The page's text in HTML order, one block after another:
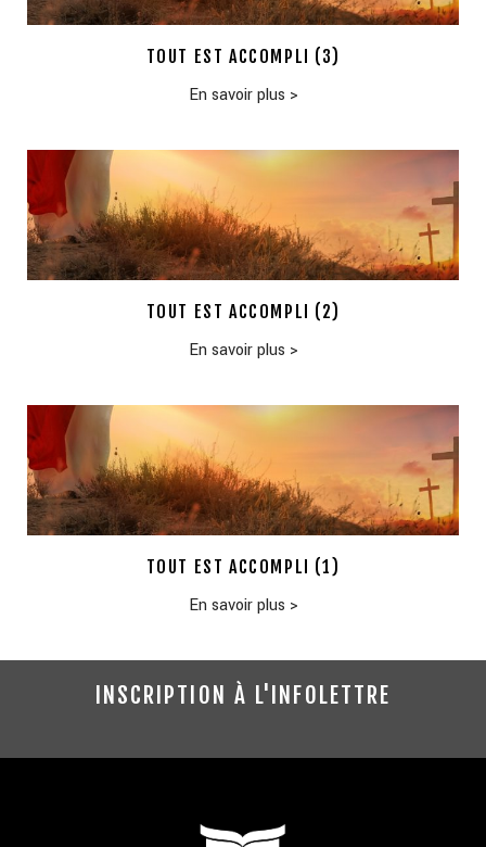
TOUT EST ACCOMPLI (3)
En savoir plus >
TOUT EST ACCOMPLI (2)
En savoir plus >
TOUT EST ACCOMPLI (1)
En savoir plus >
INSCRIPTION À L'INFOLETTRE